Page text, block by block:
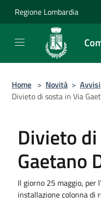
Regione Lombardia
Home > Novità > Avvisi
Divieto di sosta in Via
Divieto
Gaetano
Il giorno 25 maggio, per
installazione colonna di